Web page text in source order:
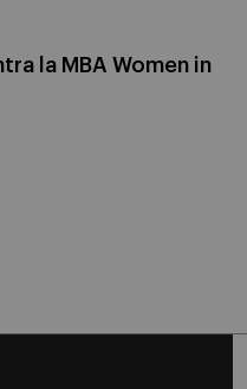
la MBA Women in